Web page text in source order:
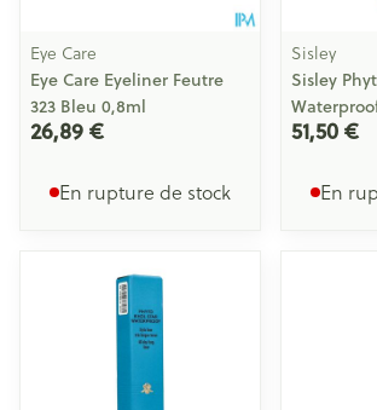
Eye Care
Eye Care Eyeliner Feutre
323 Bleu 0,8ml
26,89 €
En rupture de stock
Sisley
Sisley
51,50 €
En